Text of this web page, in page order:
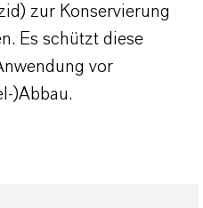
zur Konservierung
Es schützt diese
vor
)Abbau.